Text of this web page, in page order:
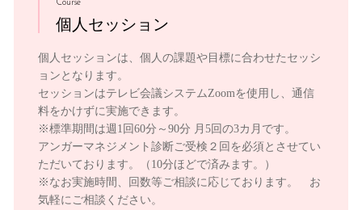
Course
個人セッション
個人セッションは、個人の課題や目標に合わせたセッシ
ョンとなります。
セッションはテレビ会議システムZoomを使用し、通信
料をかけずに実施できます。
※標準期間は週1回60分～90分 月5回の3カ月です。
アンガーマネジメント診断ご受検２回を必須とさせてい
ただいております。（10分ほどで済みます。）
※なお実施時間、回数等ご相談に応じております。 お
気軽にご相談ください。